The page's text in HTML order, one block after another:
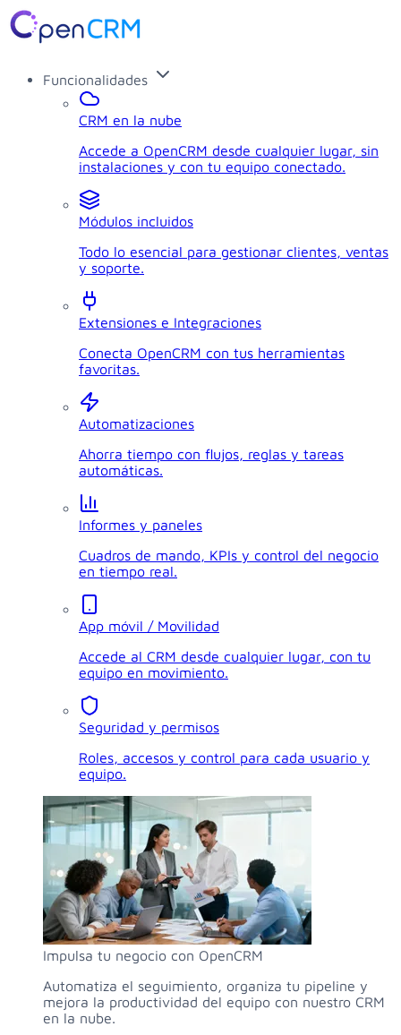
Funcionalidades
CRM en la nube
Accede a OpenCRM desde cualquier lugar, sin
instalaciones y con tu equipo conectado.
Módulos incluidos
Todo lo esencial para gestionar clientes, ventas
y soporte.
Extensiones e Integraciones
Conecta OpenCRM con tus herramientas
favoritas.
Automatizaciones
Ahorra tiempo con flujos, reglas y tareas
automáticas.
Informes y paneles
Cuadros de mando, KPIs y control del negocio
en tiempo real.
App móvil / Movilidad
Accede al CRM desde cualquier lugar, con tu
equipo en movimiento.
Seguridad y permisos
Roles, accesos y control para cada usuario y
equipo.
Impulsa tu negocio con OpenCRM
Automatiza el seguimiento, organiza tu pipeline y
mejora la productividad del equipo con nuestro CRM
en la nube.